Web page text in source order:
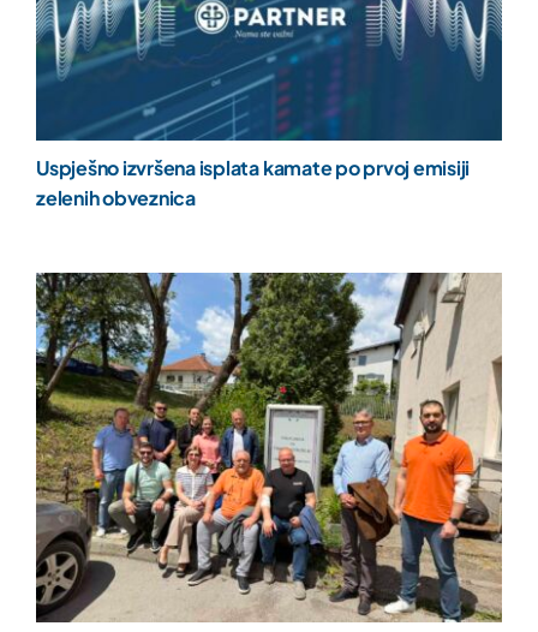
Uspješno izvršena isplata kamate po prvoj emisiji
zelenih obveznica